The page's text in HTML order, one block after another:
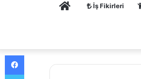
Anasayfaİş Fikirleri
Facebook
Twitter